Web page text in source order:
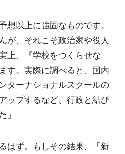
想以上に強固なものです。
が、それこそ政治家や役人
上、『学校をつくらせな
す。実際に調べると、国内
ターナショナルスクールの
ップするなど、行政と結び
」
はず。もしその結果、「新